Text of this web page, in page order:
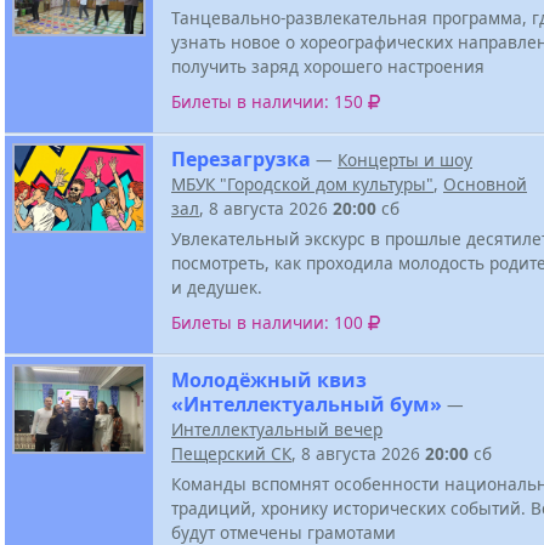
Танцевально-развлекательная программа,
узнать новое о хореографических
получить заряд хорошего настроения
Билеты в наличии: 150
Перезагрузка — Концерты и шоу
МБУК "Городской дом культуры", Основной
зал, 8 августа 2026 20:00 сб
Увлекательный экскурс в прошлые
посмотреть, как проходила молодость
и дедушек.
Билеты в наличии: 100
Молодёжный квиз
«Интеллектуальный бум» —
Интеллектуальный вечер
Пещерский СК, 8 августа 2026 20:00 сб
Команды вспомнят особенности
традиций, хронику исторических событий.
будут отмечены грамотами